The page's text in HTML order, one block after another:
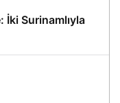
İki Surinamlıyla